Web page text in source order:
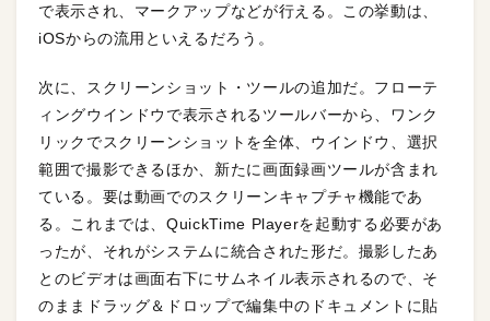
で表示され、マークアップなどが行える。この挙動は、
iOSからの流用といえるだろう。
次に、スクリーンショット・ツールの追加だ。フローテ
ィングウインドウで表示されるツールバーから、ワンク
リックでスクリーンショットを全体、ウインドウ、選択
範囲で撮影できるほか、新たに画面録画ツールが含まれ
ている。要は動画でのスクリーンキャプチャ機能であ
る。これまでは、QuickTime Playerを起動する必要があ
ったが、それがシステムに統合された形だ。撮影したあ
とのビデオは画面右下にサムネイル表示されるので、そ
のままドラッグ＆ドロップで編集中のドキュメントに貼